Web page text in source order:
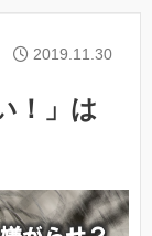
2019.11.30
！」は